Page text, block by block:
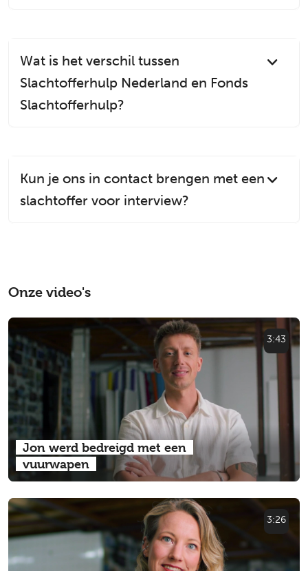
Wat is het verschil tussen
Slachtofferhulp Nederland en Fonds
Slachtofferhulp?
Kun je ons in contact brengen met een
slachtoffer voor interview?
Onze video's
3:43
Jon werd bedreigd met een
vuurwapen
3:26